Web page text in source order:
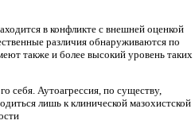
в конфликте с внешней оценкой
различия обнаруживаются по
также и более высокий уровень таких
себя. Аутоагрессия, по существу,
лишь к клинической мазохистской